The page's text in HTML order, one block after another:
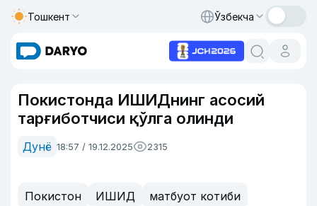
Тошкент Ўзбекча
Покистонда ИШИДнинг асосий
тарғиботчиси қўлга олинди
Дунё 18:57 / 19.12.2025 2315
Покистон ИШИД
матбуот котиби